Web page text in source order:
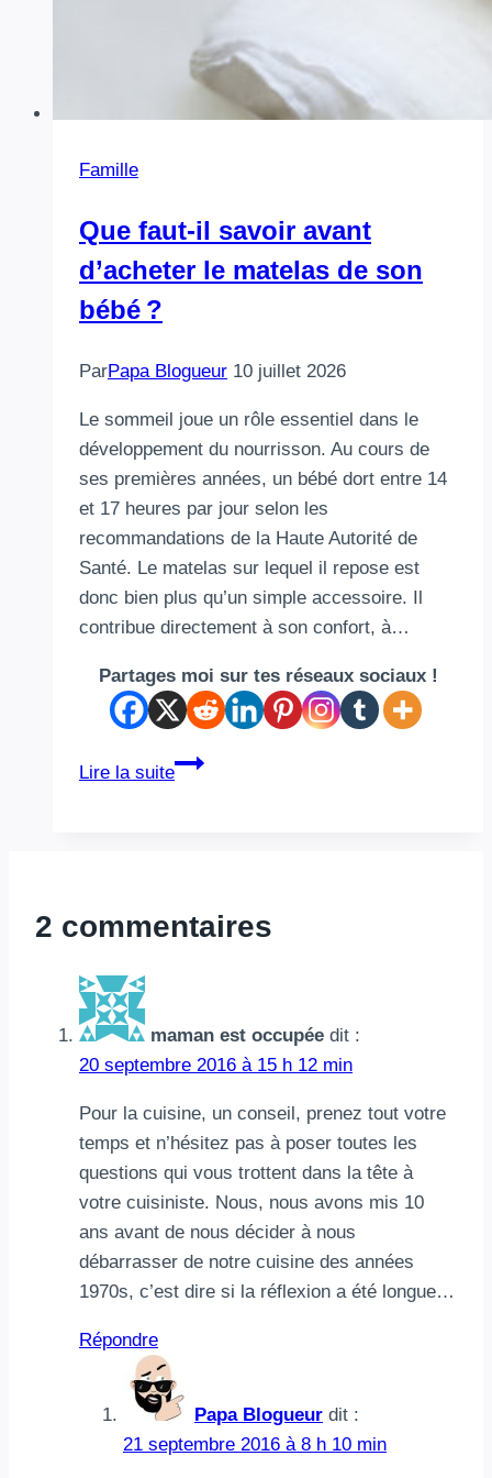
Famille
Que faut-il savoir avant
d’acheter le matelas de son
bébé ?
ParPapa Blogueur 10 juillet 2026
Le sommeil joue un rôle essentiel dans le
développement du nourrisson. Au cours de
ses premières années, un bébé dort entre 14
et 17 heures par jour selon les
recommandations de la Haute Autorité de
Santé. Le matelas sur lequel il repose est
donc bien plus qu’un simple accessoire. Il
contribue directement à son confort, à…
Partages moi sur tes réseaux sociaux !
Lire la suite
Que
d’acheter
le
son
bébé ?
2 commentaires
maman est occupée dit :
20 septembre 2016 à 15 h 12 min
Pour la cuisine, un conseil, prenez tout votre
temps et n’hésitez pas à poser toutes les
questions qui vous trottent dans la tête à
votre cuisiniste. Nous, nous avons mis 10
ans avant de nous décider à nous
débarrasser de notre cuisine des années
1970s, c’est dire si la réflexion a été longue…
Répondre
Papa Blogueur dit :
21 septembre 2016 à 8 h 10 min